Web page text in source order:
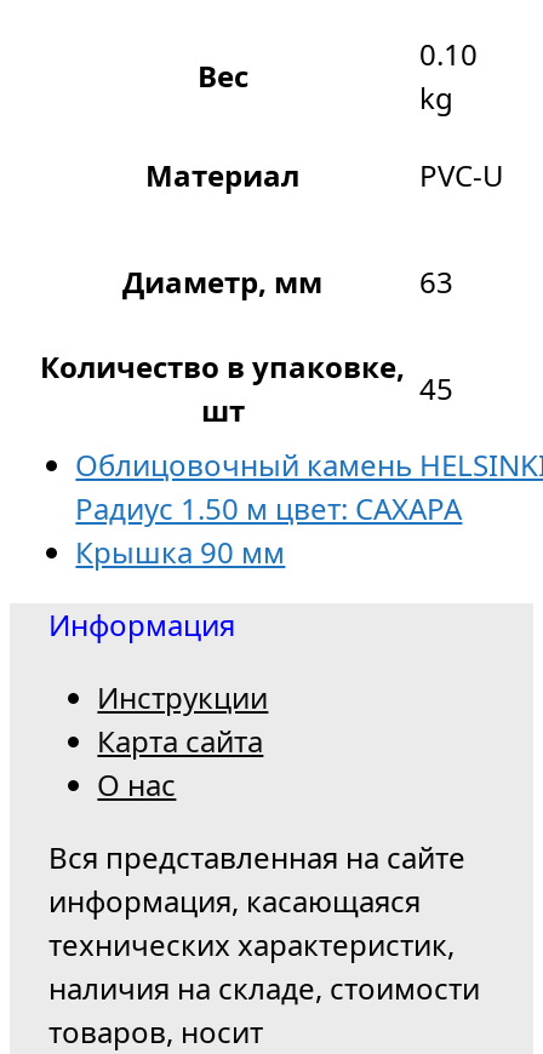
Вес
0.10
kg
Материал
PVC-U
Диаметр, мм 63
Количество в упаковке,
шт
45
Облицовочный камень
Радиус 1.50 м цвет: САХАРА
Крышка 90 мм
Информация
Инструкции
Карта сайта
О нас
Вся представленная на сайте
информация, касающаяся
технических характеристик,
наличия на складе, стоимости
товаров, носит